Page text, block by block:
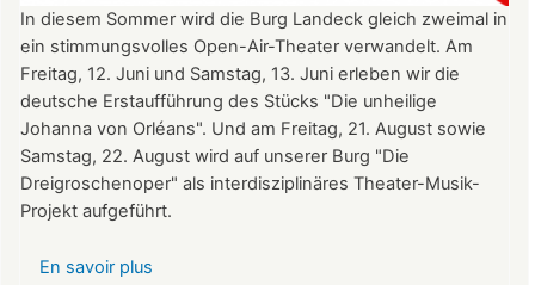
In diesem Sommer wird die Burg Landeck gleich zweimal in
ein stimmungsvolles Open-Air-Theater verwandelt. Am
Freitag, 12. Juni und Samstag, 13. Juni erleben wir die
deutsche Erstaufführung des Stücks "Die unheilige
Johanna von Orléans". Und am Freitag, 21. August sowie
Samstag, 22. August wird auf unserer Burg "Die
Dreigroschenoper" als interdisziplinäres Theater-Musik-
Projekt aufgeführt.
En savoir plus